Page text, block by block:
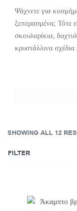
Ψάχνετε για
ξεπερασμένα; Τότε
σκουλαρίκια,
κρυστάλλινα
SHOWING ALL 12
FILTER